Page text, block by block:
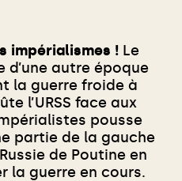
impérialismes ! Le
d’une autre époque
la guerre froide à
l’URSS face aux
pousse
partie de la gauche
de Poutine en
la guerre en cours.